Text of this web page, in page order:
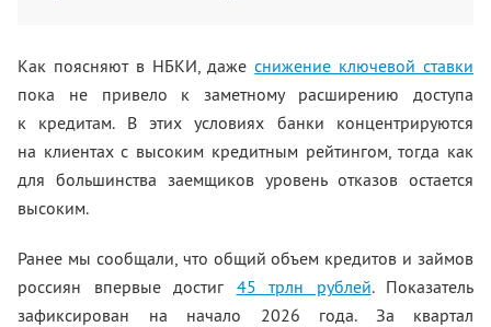
Как поясняют в НБКИ, дажеснижение ключевой ставки
пока не привело к заметному расширению доступа
к кредитам. В этих условиях банки концентрируются
на клиентах с высоким кредитным рейтингом, тогда как
для большинства заемщиков уровень отказов остается
высоким.
Ранее мы сообщали, что общий объем кредитов и займов
россиян впервые достиг 45 трлн рублей. Показатель
зафиксирован на начало 2026 года. За квартал